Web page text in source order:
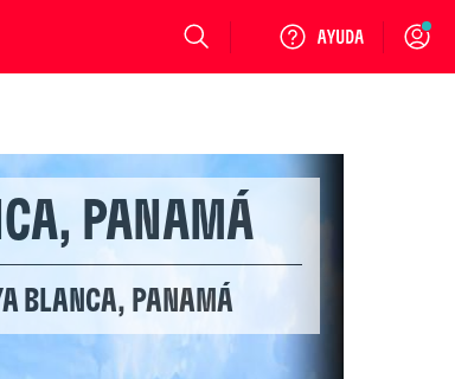
Login
PANAMÁ
BLANCA, PANAMÁ